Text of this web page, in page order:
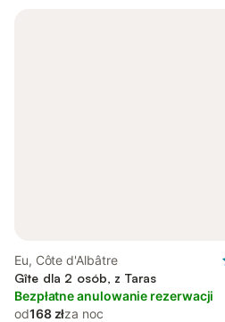
Eu, Côte d'Albâtre
Gîte dla 2 osób, z Taras
Bezpłatne anulowanie rezerwacji
od168 złza noc